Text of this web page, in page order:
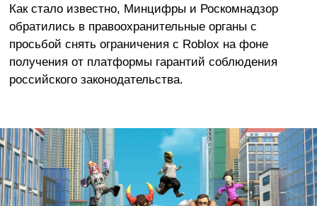
Как стало известно, Минцифры и Роскомнадзор
обратились в правоохранительные органы с
просьбой снять ограничения с Roblox на фоне
получения от платформы гарантий соблюдения
российского законодательства.